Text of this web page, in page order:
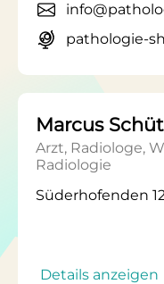
pathologie-
Marcus
Arzt, Radiologe,
Radiologie
Süderhofenden
Details anzeigen